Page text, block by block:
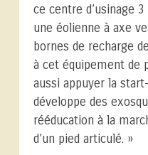
ce centre d’usinage
une éolienne à axe
bornes de recharge
à cet équipement de
aussi appuyer la
développe des
rééducation à la
d’un pied articulé. »